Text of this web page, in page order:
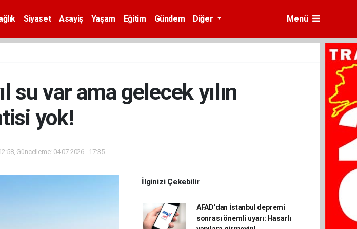
Siyaset Asayiş Yaşam Eğitim Gündem Diğer Menü
su var ama gelecek yılın
yok!
Güncelleme: 04.07.2026 - 17:35
İlginizi Çekebilir
AFAD'dan İstanbul depremi
sonrası önemli uyarı: Hasarlı